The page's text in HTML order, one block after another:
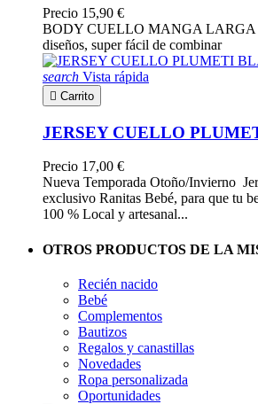
Precio 15,90 €
BODY CUELLO MANGA LARGA
diseños, super fácil de combinar
search Vista rápida
 Carrito
JERSEY CUELLO
Precio 17,00 €
Nueva Temporada Otoño/Invierno
exclusivo Ranitas Bebé, para que tu
100 % Local y artesanal...
OTROS PRODUCTOS DE LA
Recién nacido
Bebé
Complementos
Bautizos
Regalos y canastillas
Novedades
Ropa personalizada
Oportunidades